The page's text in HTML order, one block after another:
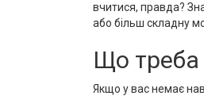
вчитися, правда?
або більш складну
Що
Якщо у вас немає